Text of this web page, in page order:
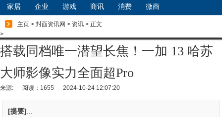
家居 企业 游戏 商讯 消费 微商
主页 > 封面资讯网 > 资讯 > 正文
>
搭载同档唯一潜望长焦！一加 13 哈苏
大师影像实力全面超Pro
来源: 阅读：1655 2024-10-24 12:07:20
[提要]